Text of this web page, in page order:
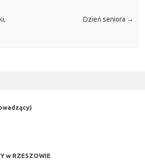
Dzień seniora →
w RZESZOWIE